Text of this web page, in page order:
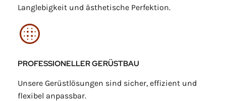
Langlebigkeit und ästhetische Perfektion.
PROFESSIONELLER GERÜSTBAU
Unsere Gerüstlösungen sind sicher, effizient und
flexibel anpassbar.